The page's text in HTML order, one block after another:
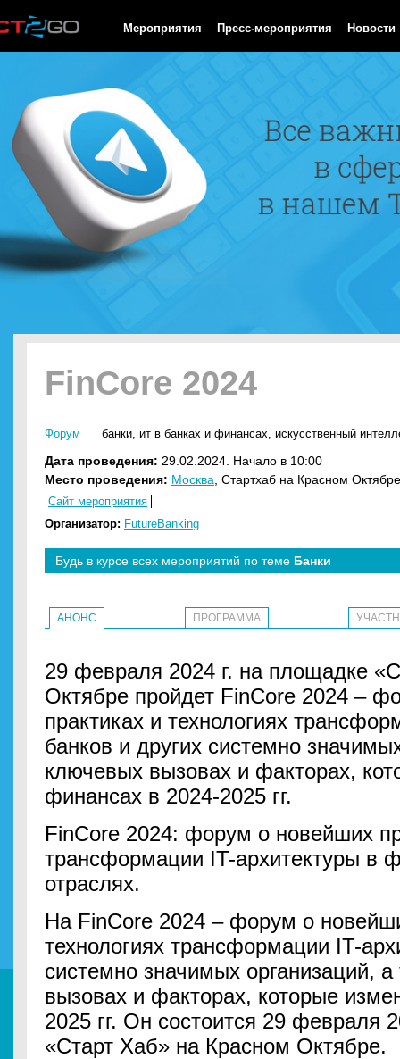
Мероприятия Пресс-мероприятия Новости
FinCore 2024
Форум банки, ит в банках и финансах, искусственный
Дата проведения: 29.02.2024. Начало в 10:00
Место проведения: Москва , Стартхаб на Красном
Сайт мероприятия
Организатор: FutureBanking
Будь в курсе всех мероприятий по теме Банки
АНОНС ПРОГРАММА
29 февраля 2024 г. на площадке
Октябре пройдет FinCore 2024 –
практиках и технологиях
банков и других системно
ключевых вызовах и факторах,
финансах в 2024-2025 гг.
FinCore 2024: форум о новейших
трансформации IT-архитектуры в
отраслях.
На FinCore 2024 – форум о
технологиях трансформации IT-
системно значимых организаций,
вызовах и факторах, которые
2025 гг. Он состоится 29 февраля
«Старт Хаб» на Красном Октябре.